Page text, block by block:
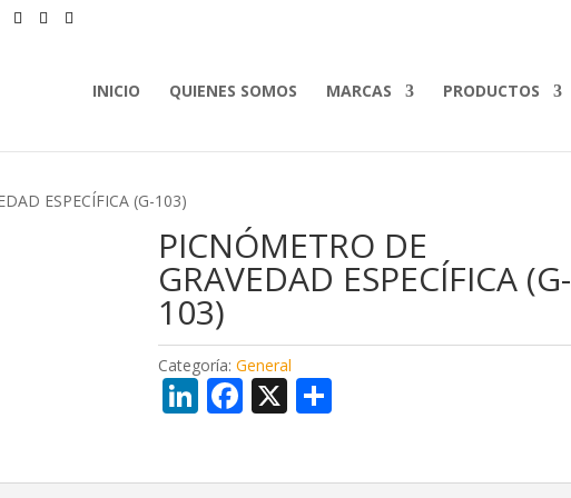
INICIO QUIENES SOMOS MARCAS PRODUCTOS
ESPECÍFICA (G-103)
PICNÓMETRO DE
GRAVEDAD ESPECÍFICA (G-
103)
Categoría:General
Li F X